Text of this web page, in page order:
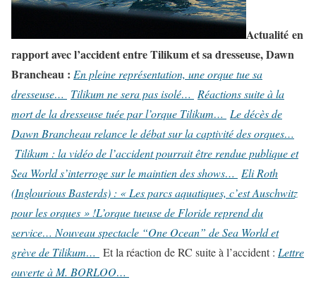
Actualité en
rapport avec l’accident entre Tilikum et sa dresseuse, Dawn
Brancheau : En pleine représentation, une orque tue sa
dresseuse… Tilikum ne sera pas isolé… Réactions suite à la
mort de la dresseuse tuée par l’orque Tilikum… Le décès de
Dawn Brancheau relance le débat sur la captivité des orques…
Tilikum : la vidéo de l’accident pourrait être rendue publique et
Sea World s’interroge sur le maintien des shows… Eli Roth
(Inglourious Basterds) : « Les parcs aquatiques, c’est Auschwitz
pour les orques » !L’orque tueuse de Floride reprend du
service… Nouveau spectacle “One Ocean” de Sea World et
grève de Tilikum… Et la réaction de RC suite à l’accident : Lettre
ouverte à M. BORLOO…